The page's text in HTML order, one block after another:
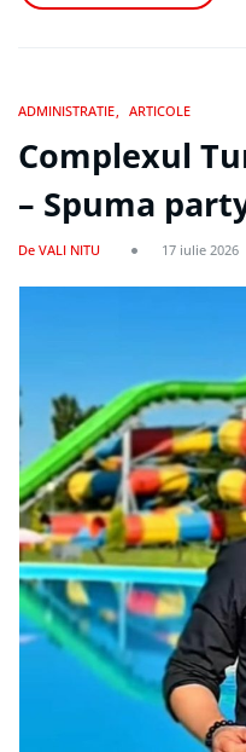
ADMINISTRATIE ARTICOLE
Complexul
– Spuma
De VALI NITU 17 iulie 2026